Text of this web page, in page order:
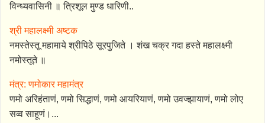
विन्ध्यवासिनी ॥ त्रिशूल मुण्ड धारिणी..
श्री महालक्ष्मी अष्टक
नमस्तेस्तू महामाये श्रीपिठे सूरपुजिते । शंख चक्र गदा हस्ते महालक्ष्मी
नमोस्तूते ॥
मंत्र: णमोकार महामंत्र
णमो अरिहंताणं, णमो सिद्धाणं, णमो आयरियाणं, णमो उवज्झायाणं, णमो लोए
सव्व साहूणं।...